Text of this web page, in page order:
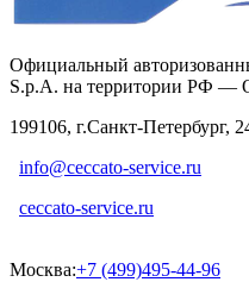
Официальный
S.p.A. на территории РФ —
199106, г.Санкт-Петербург,
info@ceccato-service.ru
ceccato-service.ru
Москва:+7 (499)495-44-96